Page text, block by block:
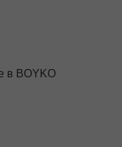
в BOYKO